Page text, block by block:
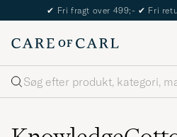
✔ Fri fragt over 499;- ✔ Fri
Søg